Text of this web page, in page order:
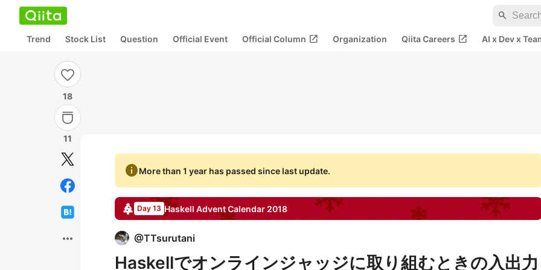
search
Trend Stock List Question Official Event Official Column open_in_new Organization Qiita Careers open_in_new AI x Dev x
18
11
more_horiz
infoMore than 1 year has passed since last update.
Day 13 Haskell Advent Calendar 2018
@TTsurutani
Haskellでオンラインジャッジに取り組むときの入出力